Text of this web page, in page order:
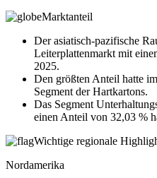
Marktanteil
Der asiatisch-pazifische
Leiterplattenmarkt mit
2025.
Den größten Anteil hatte
Segment der Hartkartons.
Das Segment
einen Anteil von 32,03 %
Wichtige regionale
Nordamerika